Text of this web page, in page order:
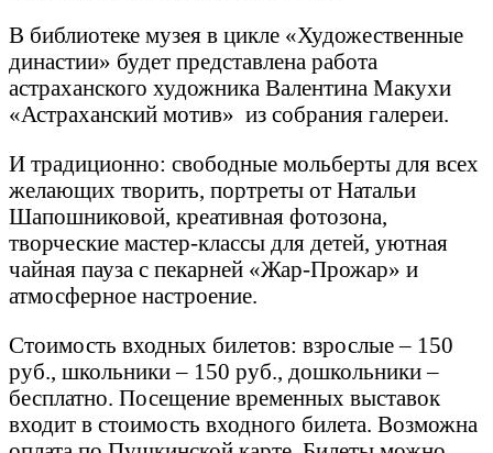
В библиотеке музея в цикле «Художественные
династии» будет представлена работа
астраханского художника Валентина Макухи
«Астраханский мотив» из собрания галереи.
И традиционно: свободные мольберты для всех
желающих творить, портреты от Натальи
Шапошниковой, креативная фотозона,
творческие мастер-классы для детей, уютная
чайная пауза с пекарней «Жар-Прожар» и
атмосферное настроение.
Стоимость входных билетов: взрослые – 150
руб., школьники – 150 руб., дошкольники –
бесплатно. Посещение временных выставок
входит в стоимость входного билета. Возможна